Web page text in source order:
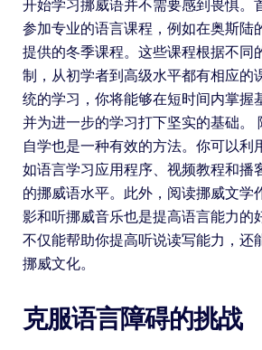
开始学习挪威语并不需要感到畏惧。
参加专业的语言课程，例如在奥斯陆
提供的冬季课程。这些课程根据不同
制，从初学者到高级水平都有相应的
统的学习，你将能够在短时间内掌握
并为进一步的学习打下坚实的基础。
自学也是一种有效的方法。你可以利
如语言学习应用程序、视频教程和播
的挪威语水平。此外，阅读挪威文学
影和听挪威音乐也是提高语言能力的
不仅能帮助你提高听说读写能力，还
挪威文化。
克服语言障碍的挑战